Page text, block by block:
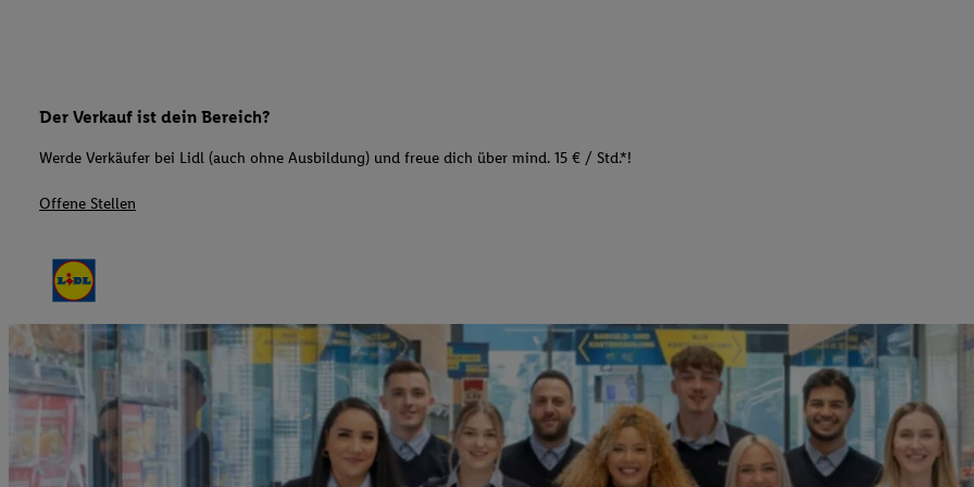
Der Verkauf ist dein Bereich?
Werde Verkäufer bei Lidl (auch ohne Ausbildung) und freue dich über mind. 15 € / Std.*!
Offene Stellen